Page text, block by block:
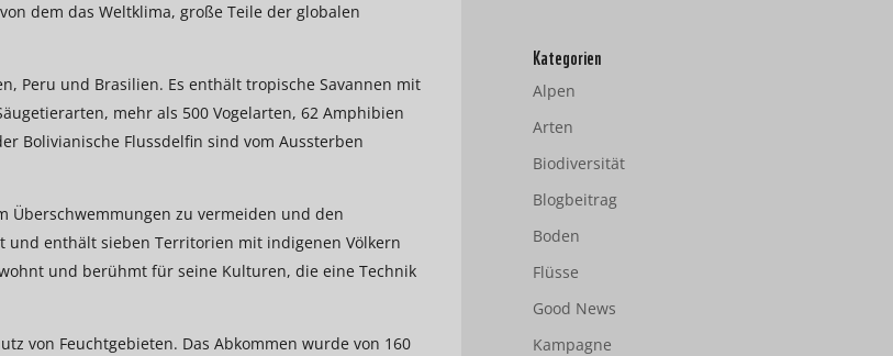
dem das Weltklima, große Teile der globalen
Peru und Brasilien. Es enthält tropische Savannen mit
mehr als 500 Vogelarten, 62 Amphibien
Bolivianische Flussdelfin sind vom Aussterben
Überschwemmungen zu vermeiden und den
und enthält sieben Territorien mit indigenen Völkern
und berühmt für seine Kulturen, die eine Technik
von Feuchtgebieten. Das Abkommen wurde von 160
Kategorien
Alpen
Arten
Biodiversität
Blogbeitrag
Boden
Flüsse
Good News
Kampagne